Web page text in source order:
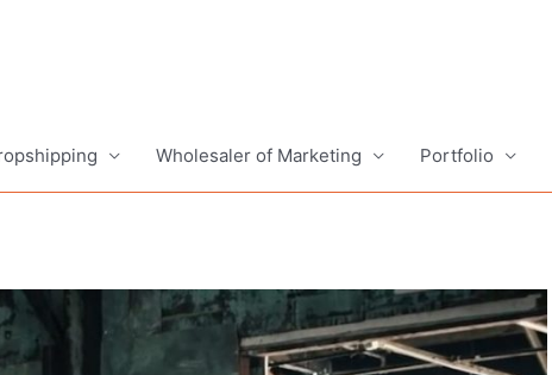
Wholesaler of Marketing Portfolio